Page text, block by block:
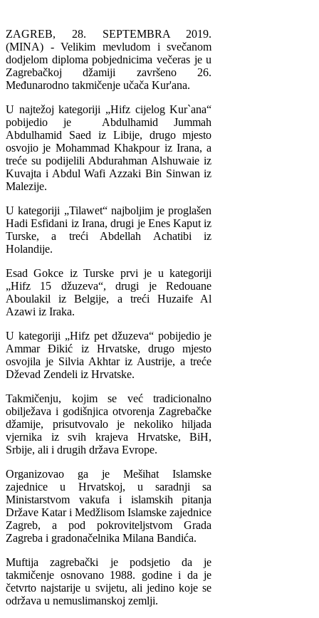
ZAGREB, 28. SEPTEMBRA 2019.
(MINA) - Velikim mevludom i svečanom
dodjelom diploma pobjednicima večeras je u
Zagrebačkoj džamiji završeno 26.
Međunarodno takmičenje učača Kur'ana.
U najtežoj kategoriji „Hifz cijelog Kur`ana“
pobijedio je Abdulhamid Jummah
Abdulhamid Saed iz Libije, drugo mjesto
osvojio je Mohammad Khakpour iz Irana, a
treće su podijelili Abdurahman Alshuwaie iz
Kuvajta i Abdul Wafi Azzaki Bin Sinwan iz
Malezije.
U kategoriji „Tilawet“ najboljim je proglašen
Hadi Esfidani iz Irana, drugi je Enes Kaput iz
Turske, a treći Abdellah Achatibi iz
Holandije.
Esad Gokce iz Turske prvi je u kategoriji
„Hifz 15 džuzeva“, drugi je Redouane
Aboulakil iz Belgije, a treći Huzaife Al
Azawi iz Iraka.
U kategoriji „Hifz pet džuzeva“ pobijedio je
Ammar Đikić iz Hrvatske, drugo mjesto
osvojila je Silvia Akhtar iz Austrije, a treće
Dževad Zendeli iz Hrvatske.
Takmičenju, kojim se već tradicionalno
obilježava i godišnjica otvorenja Zagrebačke
džamije, prisutvovalo je nekoliko hiljada
vjernika iz svih krajeva Hrvatske, BiH,
Srbije, ali i drugih država Evrope.
Organizovao ga je Mešihat Islamske
zajednice u Hrvatskoj, u saradnji sa
Ministarstvom vakufa i islamskih pitanja
Države Katar i Medžlisom Islamske zajednice
Zagreb, a pod pokroviteljstvom Grada
Zagreba i gradonačelnika Milana Bandića.
Muftija zagrebački je podsjetio da je
takmičenje osnovano 1988. godine i da je
četvrto najstarije u svijetu, ali jedino koje se
održava u nemuslimanskoj zemlji.